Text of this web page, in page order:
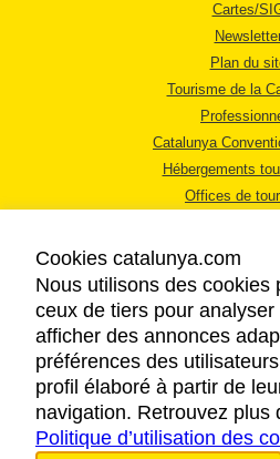
Cartes/
Plan du
Tourisme de la
Catalunya
Hébergements
Offices de
MENTIONS
RÈGLES DE
COOKIES
Cookies catalunya.com
Nous utilisons des cookies
ceux de tiers pour
afficher des annonces
préférences des
profil élaboré à partir de
navigation. Retrouvez plus
Politique d’utilisation des